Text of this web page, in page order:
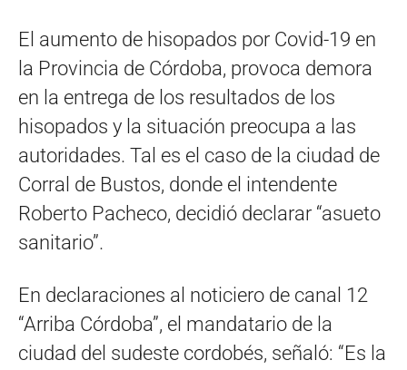
El aumento de hisopados por Covid-19 en
la Provincia de Córdoba, provoca demora
en la entrega de los resultados de los
hisopados y la situación preocupa a las
autoridades. Tal es el caso de la ciudad de
Corral de Bustos, donde el intendente
Roberto Pacheco, decidió declarar “asueto
sanitario”.
En declaraciones al noticiero de canal 12
“Arriba Córdoba”, el mandatario de la
ciudad del sudeste cordobés, señaló: “Es la